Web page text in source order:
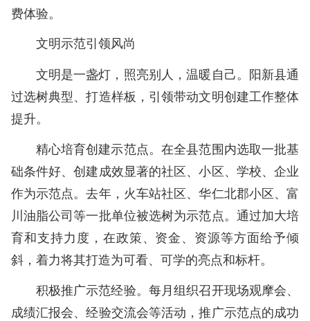
费体验。
文明示范引领风尚
文明是一盏灯，照亮别人，温暖自己。阳新县通
过选树典型、打造样板，引领带动文明创建工作整体
提升。
精心培育创建示范点。在全县范围内选取一批基
础条件好、创建成效显著的社区、小区、学校、企业
作为示范点。去年，火车站社区、华仁北郡小区、富
川油脂公司等一批单位被选树为示范点。通过加大培
育和支持力度，在政策、资金、资源等方面给予倾
斜，着力将其打造为可看、可学的亮点和标杆。
积极推广示范经验。每月组织召开现场观摩会、
成绩汇报会、经验交流会等活动，推广示范点的成功